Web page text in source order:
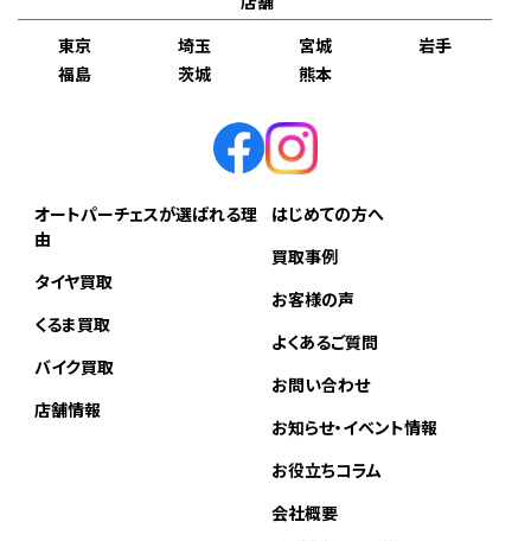
東京
埼玉 宮城
岩手
福島
茨城 熊本
オートパーチェスが選ばれる理
由
タイヤ買取
くるま買取
バイク買取
店舗情報
はじめての方へ
買取事例
お客様の声
よくあるご質問
お問い合わせ
お知らせ・イベント情報
お役立ちコラム
会社概要